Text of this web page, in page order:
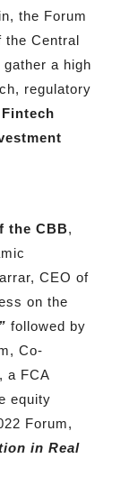
the Forum
the Central
a high
regulatory
the CBB,
CEO of
on the
followed by
Co-
a FCA
equity
Forum,
in Real